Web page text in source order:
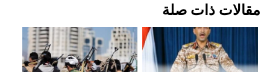
مقالات ذات صلة